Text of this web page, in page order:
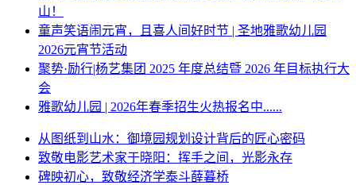
山！
童声笑语闹元宵，且喜人间好时节 | 圣地雅歌幼儿园
2026元宵节活动
聚势·励行|杨艺集团 2025 年度总结暨 2026 年目标执行大
会
雅歌幼儿园 | 2026年春季招生火热报名中......
从图纸到山水：御境园规划设计背后的匠心密码
致敬电影艺术家于晓阳：挥手之间，光影永存
碑映初心，致敬经济学泰斗薛暮桥